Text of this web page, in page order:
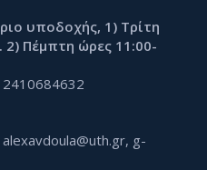
υποδοχής, 1) Τρίτη
2) Πέμπτη ώρες 11:00-
g-